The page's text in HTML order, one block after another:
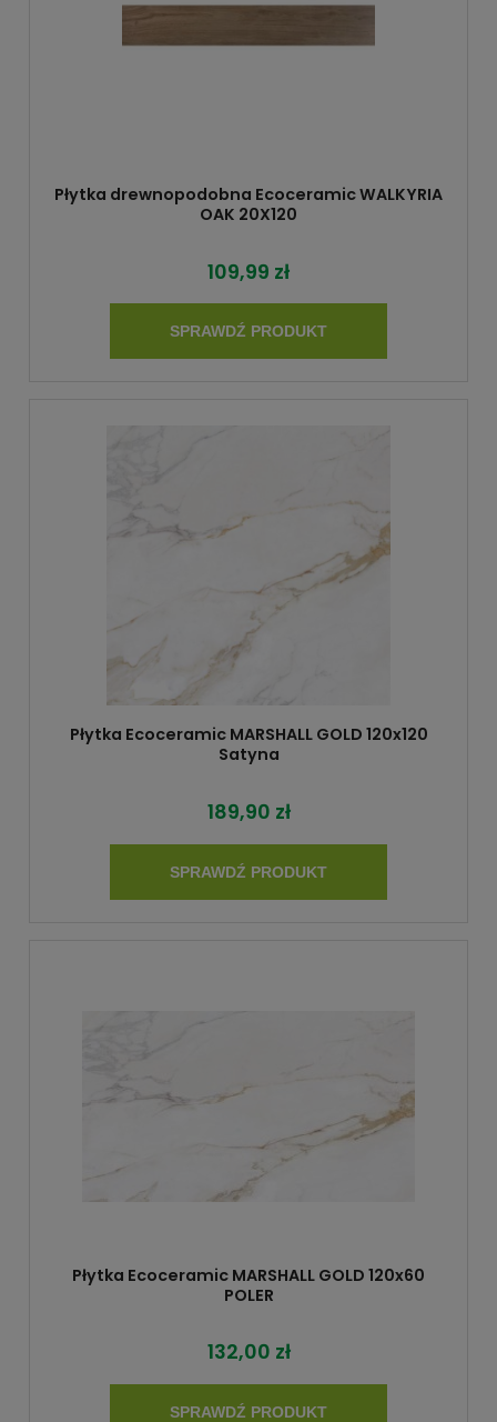
Płytka drewnopodobna Ecoceramic WALKYRIA
OAK 20X120
109,99 zł
SPRAWDŹ PRODUKT
Płytka Ecoceramic MARSHALL GOLD 120x120
Satyna
189,90 zł
SPRAWDŹ PRODUKT
Płytka Ecoceramic MARSHALL GOLD 120x60
POLER
132,00 zł
SPRAWDŹ PRODUKT